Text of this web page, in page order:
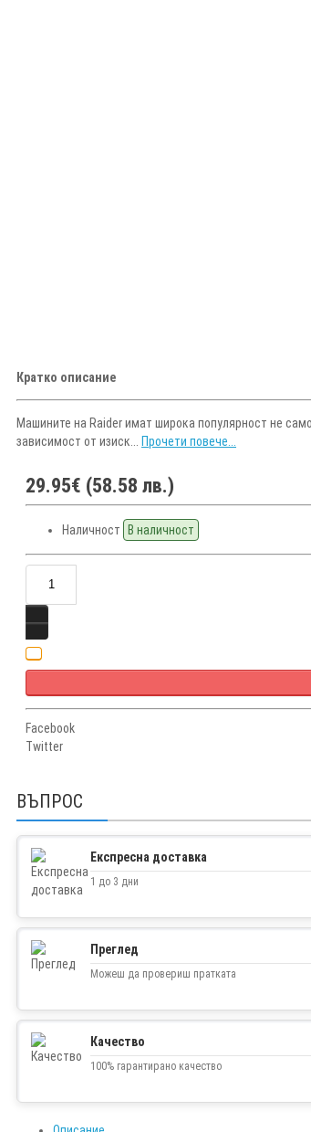
Кратко описание
Машините на Raider имат широка популярност не
зависимост от изиск... Прочети повече...
29.95€ (58.58 лв.)
Наличност В наличност
Facebook
Twitter
ВЪПРОС
Експресна доставка
1 до 3 дни
Преглед
Можеш да провериш пратката
Качество
100% гарантирано качество